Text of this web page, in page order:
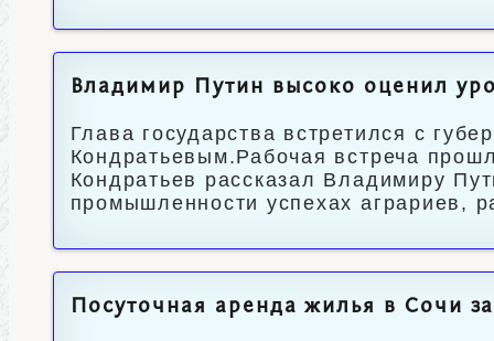
Владимир Путин высоко оценил
Глава государства встретился с
Кондратьевым.Рабочая встреча
Кондратьев рассказал Владимиру
промышленности успехах аграриев,
Посуточная аренда жилья в Сочи